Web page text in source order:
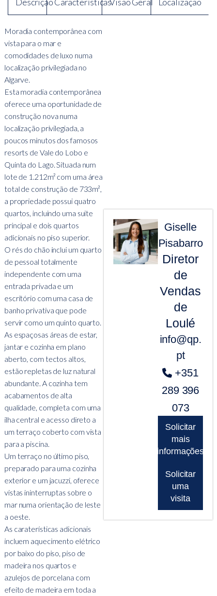
Moradia contemporânea com
vista para o mar e
comodidades de luxo numa
localização privilegiada no
Algarve.
Esta moradia contemporânea
oferece uma oportunidade de
construção nova numa
localização privilegiada, a
poucos minutos dos famosos
resorts de Vale do Lobo e
Quinta do Lago. Situada num
lote de 1.212m² com uma área
total de construção de 733m²,
a propriedade possui quatro
quartos, incluindo uma suite
principal e dois quartos
adicionais no piso superior.
O rés do chão inclui um quarto
de pessoal totalmente
independente com uma
entrada privada e um
escritório com uma casa de
banho privativa que pode
servir como um quinto quarto.
As espaçosas áreas de estar,
jantar e cozinha em plano
aberto, com tectos altos,
estão repletas de luz natural
abundante. A cozinha tem
acabamentos de alta
qualidade, completa com uma
ilha central e acesso direto a
um terraço coberto com vista
para a piscina.
Um terraço no último piso,
preparado para uma cozinha
exterior e um jacuzzi, oferece
vistas ininterruptas sobre o
mar numa orientação de leste
a oeste.
As caraterísticas adicionais
incluem aquecimento elétrico
por baixo do piso, piso de
madeira nos quartos e
azulejos de porcelana com
efeito de madeira em toda a
Giselle
Pisabarro
Diretor
de
Vendas
de
Loulé
info@qp.
pt
+351
289 396
073
Solicitar
mais
informações
Solicitar
uma
visita